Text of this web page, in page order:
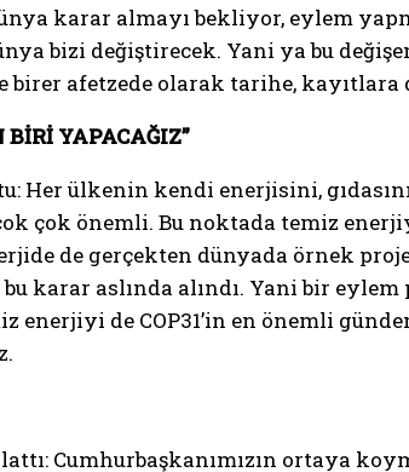
karar almayı bekliyor, eylem
bizi değiştirecek. Yani ya bu
birer afetzede olarak tarihe, kayıtlara
YAPACAĞIZ”
Her ülkenin kendi enerjisini,
çok önemli. Bu noktada temiz
de gerçekten dünyada örnek
karar aslında alındı. Yani bir
de COP31’in en önemli
Cumhurbaşkanımızın ortaya